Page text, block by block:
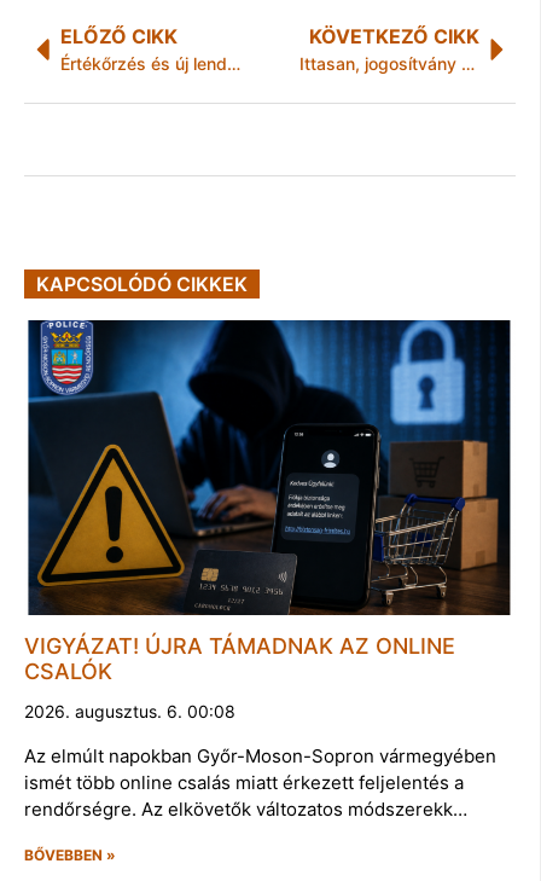
ELŐZŐ CIKK
Értékőrzés és új lendület – könyvtáravató Karoson
KÖVETKEZŐ CIKK
Ittasan, jogosítvány nélkül
KAPCSOLÓDÓ CIKKEK
VIGYÁZAT! ÚJRA TÁMADNAK AZ ONLINE
CSALÓK
2026. augusztus. 6. 00:08
Az elmúlt napokban Győr-Moson-Sopron vármegyében
ismét több online csalás miatt érkezett feljelentés a
rendőrségre. Az elkövetők változatos módszerekk…
BŐVEBBEN »